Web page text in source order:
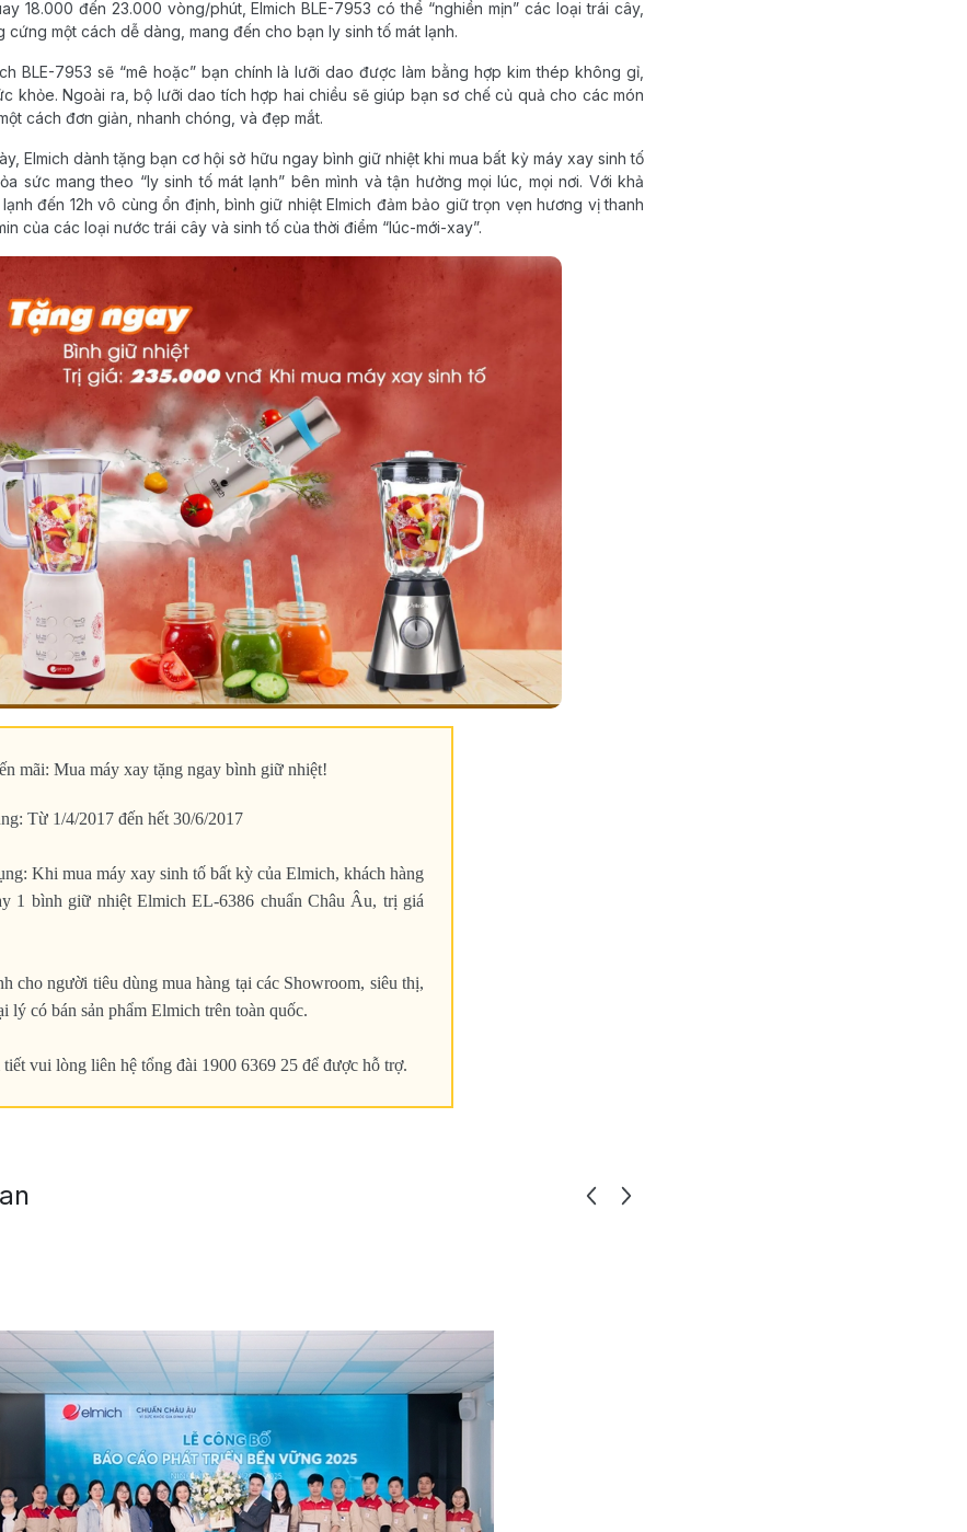
18.000 đến 23.000 vòng/phút, Elmich BLE-7953 có thể “nghiền mịn” các loại trái cây,
một cách dễ dàng, mang đến cho bạn ly sinh tố mát lạnh.
BLE-7953 sẽ “mê hoặc” bạn chính là lưỡi dao được làm bằng hợp kim thép không gỉ,
khỏe. Ngoài ra, bộ lưỡi dao tích hợp hai chiều sẽ giúp bạn sơ chế củ quả cho các món
cách đơn giản, nhanh chóng, và đẹp mắt.
Elmich dành tặng bạn cơ hội sở hữu ngay bình giữ nhiệt khi mua bất kỳ máy xay sinh tố
sức mang theo “ly sinh tố mát lạnh” bên mình và tận hưởng mọi lúc, mọi nơi. Với khả
đến 12h vô cùng ổn định, bình giữ nhiệt Elmich đảm bảo giữ trọn vẹn hương vị thanh
của các loại nước trái cây và sinh tố của thời điểm “lúc-mới-xay”.
mãi: Mua máy xay tặng ngay bình giữ nhiệt!
Từ 1/4/2017 đến hết 30/6/2017
Khi mua máy xay sinh tố bất kỳ của Elmich, khách hàng
1 bình giữ nhiệt Elmich EL-6386 chuẩn Châu Âu, trị giá
cho người tiêu dùng mua hàng tại các Showroom, siêu thị,
lý có bán sản phẩm Elmich trên toàn quốc.
vui lòng liên hệ tổng đài 1900 6369 25 để được hỗ trợ.